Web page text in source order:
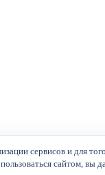
сервисов и для
сайтом, вы